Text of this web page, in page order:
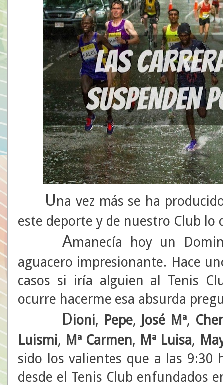
Una vez más se ha
este deporte y de nuestro Club lo
Amanecía hoy un
aguacero impresionante. Hace
casos si iría alguien al Tenis
ocurre hacerme esa absurda
Dioni, Pepe, José Mª,
Luismi, Mª Carmen, Mª Luisa,
sido los valientes que a las
desde el Tenis Club enfundados